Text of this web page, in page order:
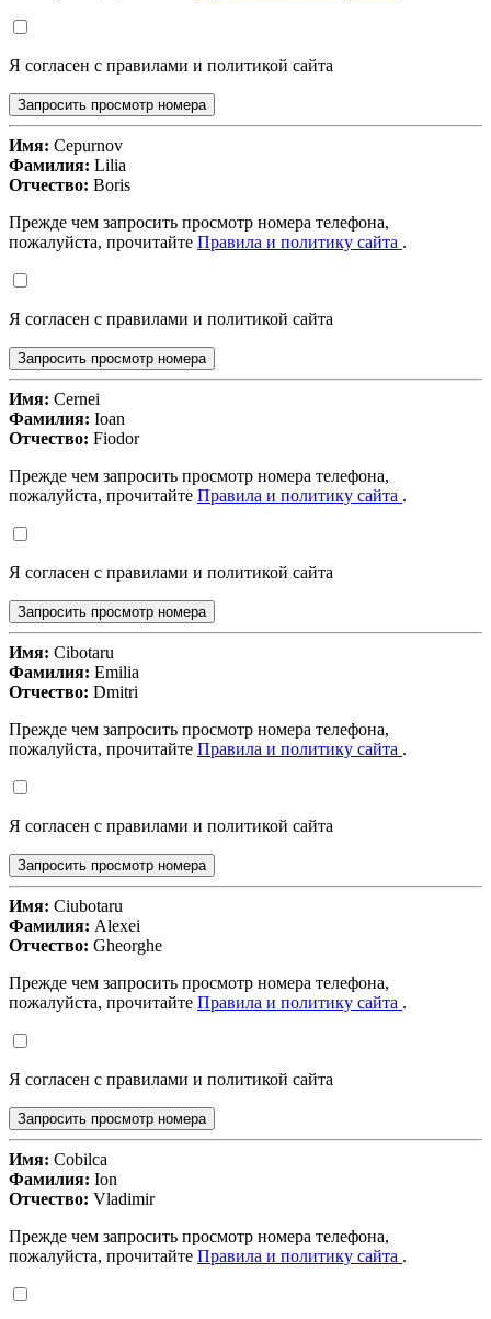
Я согласен с правилами и политикой сайта
Запросить просмотр номера
Имя: Cepurnov
Фамилия: Lilia
Отчество: Boris
Прежде чем запросить просмотр номера телефона,
пожалуйста, прочитайте Правила и политику сайта .
Я согласен с правилами и политикой сайта
Запросить просмотр номера
Имя: Cernei
Фамилия: Ioan
Отчество: Fiodor
Прежде чем запросить просмотр номера телефона,
пожалуйста, прочитайте Правила и политику сайта .
Я согласен с правилами и политикой сайта
Запросить просмотр номера
Имя: Cibotaru
Фамилия: Emilia
Отчество: Dmitri
Прежде чем запросить просмотр номера телефона,
пожалуйста, прочитайте Правила и политику сайта .
Я согласен с правилами и политикой сайта
Запросить просмотр номера
Имя: Ciubotaru
Фамилия: Alexei
Отчество: Gheorghe
Прежде чем запросить просмотр номера телефона,
пожалуйста, прочитайте Правила и политику сайта .
Я согласен с правилами и политикой сайта
Запросить просмотр номера
Имя: Cobilca
Фамилия: Ion
Отчество: Vladimir
Прежде чем запросить просмотр номера телефона,
пожалуйста, прочитайте Правила и политику сайта .